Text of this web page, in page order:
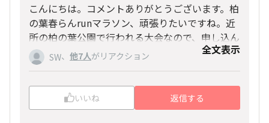
こんにちは。コメントありがとうございます。柏
の葉春らんrunマラソン、頑張りたいですね。近
所の柏の葉公園で行われる大会なので、申し込ん
でみました。（笑）
SW、 他7人がリアクション 全文表示
いいね 返信する